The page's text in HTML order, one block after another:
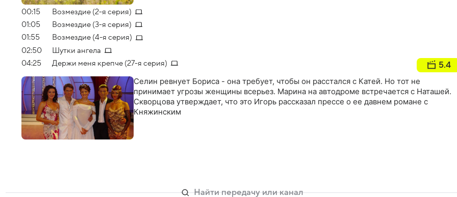
00:15
Возмездие (2-я серия)
01:05
Возмездие (3-я серия)
01:55
Возмездие (4-я серия)
02:50
Шутки ангела
04:25
Держи меня крепче (27-я серия) 5.4
Селин ревнует Бориса - она требует, чтобы он расстался с Катей. Но тот не
принимает угрозы женщины всерьез. Марина на автодроме встречается с Наташей.
Скворцова утверждает, что это Игорь рассказал прессе о ее давнем романе с
Княжинским